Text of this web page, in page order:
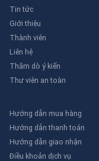
Tin tức
Giới thiệu
Thành viên
Liên hệ
Thăm dò ý kiến
Thư viên an toàn
Hướng dẫn mua hàng
Hướng dẫn thanh toán
Hướng dẫn giao nhận
Điều khoản dịch vụ